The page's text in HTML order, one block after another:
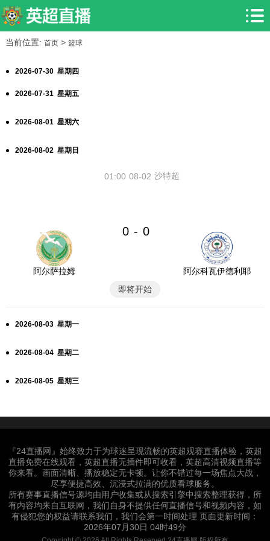
当前位置: 首页> 篮球
2026-07-30 星期四
2026-07-31 星期五
2026-08-01 星期六
2026-08-02 星期日
08-02
01:00 沙特超
阿尔萨拉姆
0 - 0
阿尔科瓦伊德利耶
即将开始
2026-08-03 星期一
2026-08-04 星期二
2026-08-05 星期三
『24直播网』始终致力于为球迷呈现流畅的英超观赛直播体验，英超
直播免费在线观看，英超直播无插件即可收看，英超高清视频直播等
你来看。画面清晰、播放稳定无卡顿。让你不错过每一场焦点大战，
尽享便捷高效、沉浸式拉满的优质看球服务。
所有赛事直播信号源均由用户收集或从搜索引擎中搜索整理获得，所
有内容均来自互联网，我们自身不提供任何直播信号和视频内容，如
有侵犯您的权益请联系我们，我们会第一时间处理 页面更新时间：
2026年07月30日 04时49分